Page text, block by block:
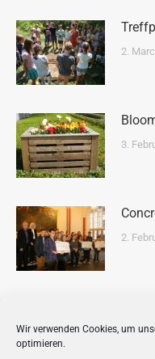
Wir verwenden Cookies, um
optimieren.
2.
3.
2.
2.